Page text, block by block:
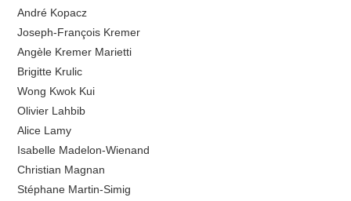
André Kopacz
Joseph-François Kremer
Angèle Kremer Marietti
Brigitte Krulic
Wong Kwok Kui
Olivier Lahbib
Alice Lamy
Isabelle Madelon-Wienand
Christian Magnan
Stéphane Martin-Simig